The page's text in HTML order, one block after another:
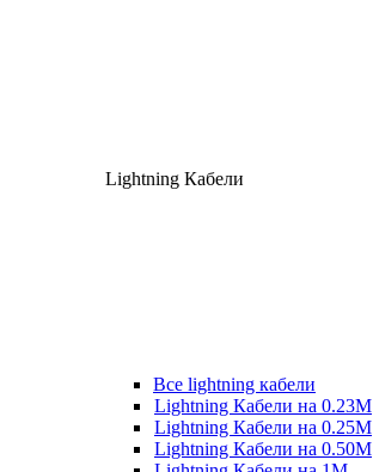
Lightning Кабели
Все lightning кабели
Lightning Кабели на 0.23М
Lightning Кабели на 0.25М
Lightning Кабели на 0.50М